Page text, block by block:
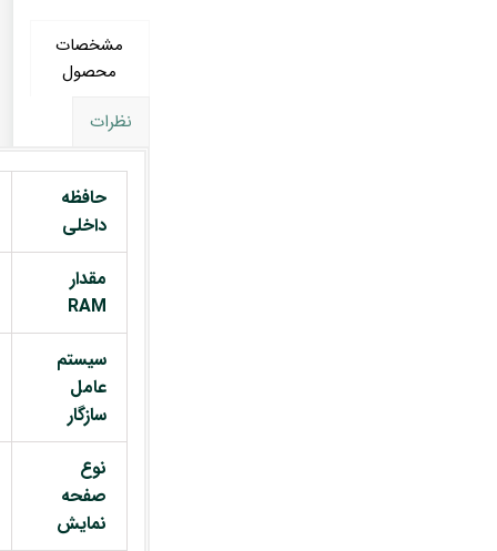
مشخصات
محصول
نظرات
حافظه
داخلی
مقدار
RAM
سیستم
عامل
سازگار
نوع
صفحه
نمایش